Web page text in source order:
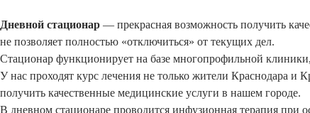
Дневной стационар — прекрасная возможность получить
не позволяет полностью «отключиться» от текущих дел.
Стационар функционирует на базе многопрофильной
У нас проходят курс лечения не только жители Краснодара и
получить качественные медицинские услуги в нашем городе.
В дневном стационаре проводится инфузионная терапия при